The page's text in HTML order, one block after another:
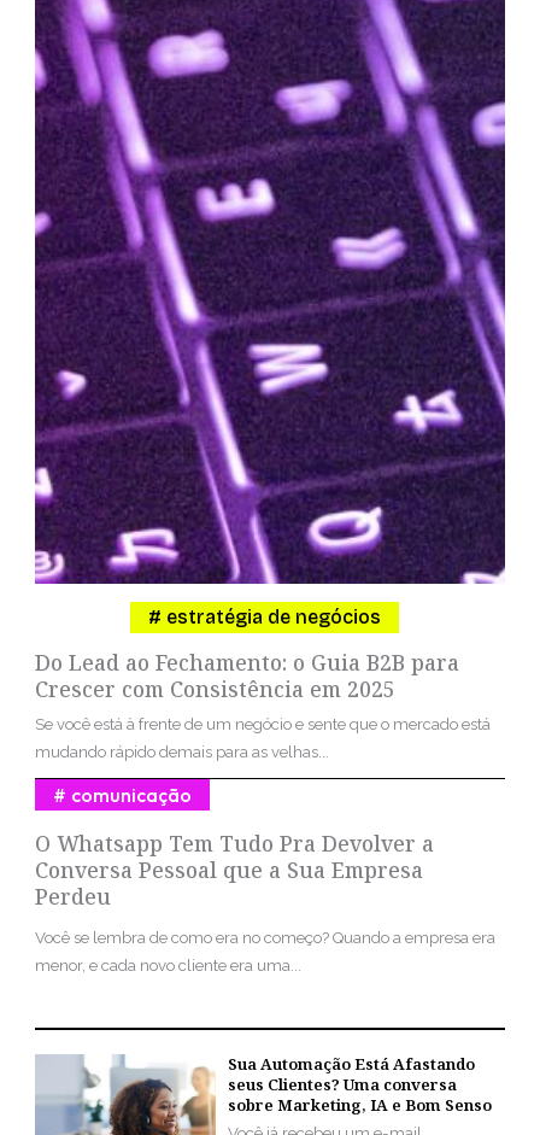
Do Lead ao Fechamento: o Guia B2B para
Crescer com Consistência em 2025
estratégia de negócios
Se você está à frente de um negócio e sente que o mercado está
mudando rápido demais para as velhas...
O Whatsapp Tem Tudo Pra Devolver a
Conversa Pessoal que a Sua Empresa
Perdeu
comunicação
Você se lembra de como era no começo? Quando a empresa era
menor, e cada novo cliente era uma...
Sua Automação Está Afastando
seus Clientes? Uma conversa
sobre Marketing, IA e Bom Senso